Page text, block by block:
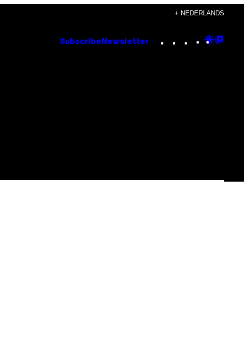
+ NEDERLANDS
Subscribe Newsletter Instagram
TikTok
YouTube
Google